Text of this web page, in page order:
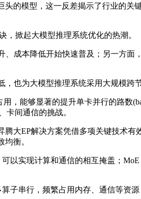
头的模型，这一反差揭示了行业的
掀起大模型推理系统优化的热潮。
成本降低开始快速普及；另一方面
也为大模型推理系统采用大规模跨
能够显著的提升单卡并行的路数
卡间通信的挑战。
大EP解决方案凭借多项关键技术有
衡。
实现计算和通信的相互掩盖；MoE
串行，频繁占用内存、通信等资